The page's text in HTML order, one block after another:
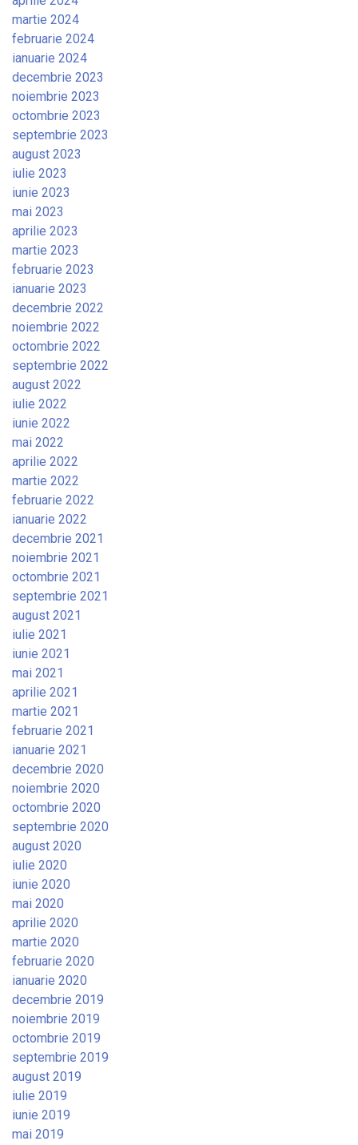
martie 2024
februarie 2024
ianuarie 2024
decembrie 2023
noiembrie 2023
octombrie 2023
septembrie 2023
august 2023
iulie 2023
iunie 2023
mai 2023
aprilie 2023
martie 2023
februarie 2023
ianuarie 2023
decembrie 2022
noiembrie 2022
octombrie 2022
septembrie 2022
august 2022
iulie 2022
iunie 2022
mai 2022
aprilie 2022
martie 2022
februarie 2022
ianuarie 2022
decembrie 2021
noiembrie 2021
octombrie 2021
septembrie 2021
august 2021
iulie 2021
iunie 2021
mai 2021
aprilie 2021
martie 2021
februarie 2021
ianuarie 2021
decembrie 2020
noiembrie 2020
octombrie 2020
septembrie 2020
august 2020
iulie 2020
iunie 2020
mai 2020
aprilie 2020
martie 2020
februarie 2020
ianuarie 2020
decembrie 2019
noiembrie 2019
octombrie 2019
septembrie 2019
august 2019
iulie 2019
iunie 2019
mai 2019